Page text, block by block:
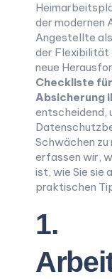
der modernen
Angestellte
der Flexibilität
neue
Checkliste
Absicherung
entscheidend,
Schwächen zu
erfassen wir,
ist, wie Sie sie
praktischen
1.